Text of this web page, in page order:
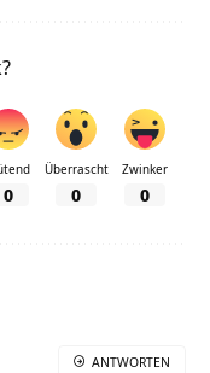
0
Überrascht
0
Zwinker
0
ANTWORTEN